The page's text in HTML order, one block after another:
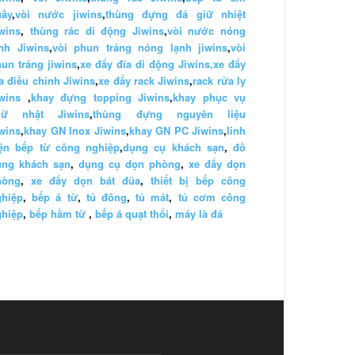
,vòi nước jiwins,thùng đựng đá giữ nhiệt
, thùng rác di động Jiwins,vòi nước nóng
Jiwins,vòi phun tráng nóng lạnh jiwins,vòi
tráng jiwins,xe đẩy đĩa di động Jiwins,xe đẩy
điều chỉnh Jiwins,xe đẩy rack Jiwins,rack rửa ly
,khay đựng topping Jiwins,khay phục vụ
nhật Jiwins,thùng đựng nguyên liệu
,khay GN Inox Jiwins,khay GN PC Jiwins,linh
bếp từ công nghiệp,dụng cụ khách sạn, đồ
khách sạn, dụng cụ dọn phòng, xe đẩy dọn
, xe đẩy dọn bát đũa, thiết bị bếp công
,bếp á từ, tủ đông,tủ mát, tủ cơm công
, bếp hầm từ , bếp á quạt thổi, máy là đá